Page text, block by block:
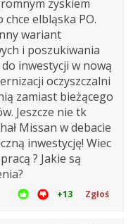
zyskiem
elbląska PO.
wariant
i poszukiwania
inwestycji w nową
oczyszczalni
zamiast bieżącego
Jeszcze nie tk
Missan w debacie
inwestycję! Wiec
? Jakie są
+13 Zgłoś